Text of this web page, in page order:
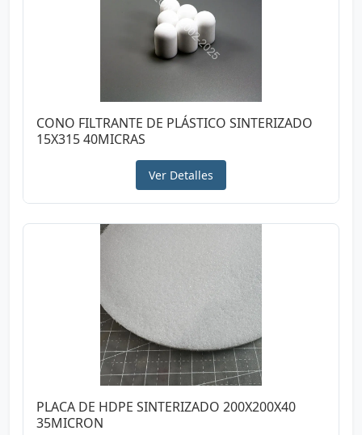
CONO FILTRANTE DE PLÁSTICO SINTERIZADO
15X315 40MICRAS
Ver Detalles
PLACA DE HDPE SINTERIZADO 200X200X40
35MICRON